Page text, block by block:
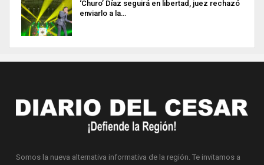
‘Churo’ Díaz seguirá en libertad, juez rechazó
enviarlo a la…
Somos la nueva alternativa informativa de la región. Te invitamos a